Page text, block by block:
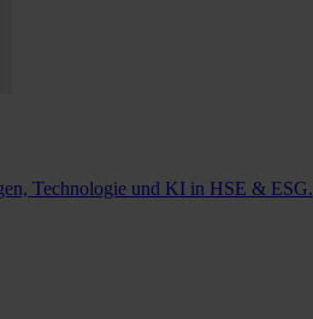
Technologie und KI in HSE & ESG.